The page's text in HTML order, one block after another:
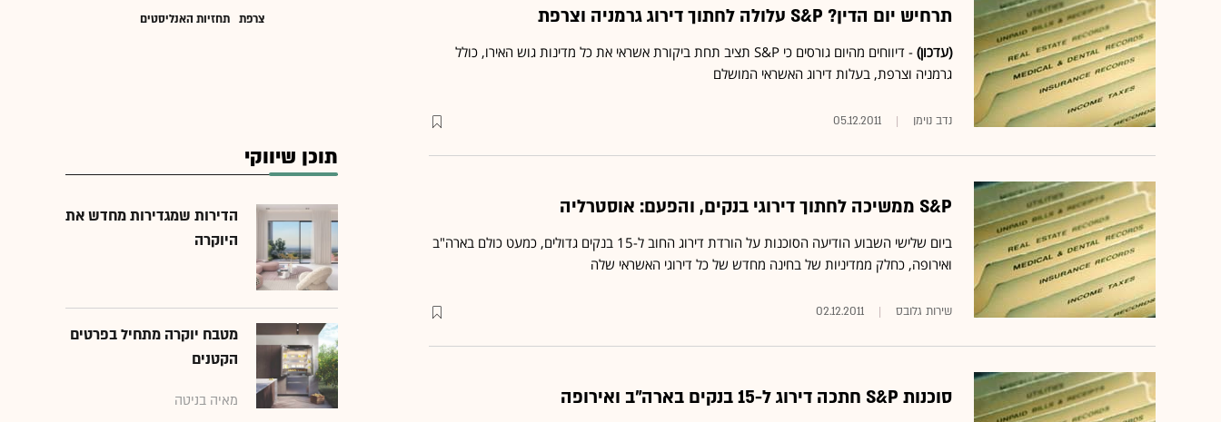
תרחיש יום הדין? S&P עלולה לחתוך דירוג גרמניה וצרפת
(עדכון)
- דיווחים מהיום גורסים כי S&P תציב תחת ביקורת אשראי את כל מדינות גוש האירו, כולל
גרמניה וצרפת, בעלות דירוג האשראי המושלם
נדב נוימן 05.12.2011
S&P ממשיכה לחתוך דירוגי בנקים, והפעם: אוסטרליה
ביום שלישי השבוע הודיעה הסוכנות על הורדת דירוג החוב ל-15 בנקים גדולים, כמעט כולם בארה"ב
ואירופה, כחלק ממדיניות של בחינה מחדש של כל דירוגי האשראי שלה
שירות גלובס 02.12.2011
סוכנות S&P חתכה דירוג ל-15 בנקים בארה"ב ואירופה
צרפת תחזיות האנליסטים
תוכן שיווקי
הדירות שמגדירות מחדש את
היוקרה
מטבח יוקרה מתחיל בפרטים
הקטנים
מאיה בניטה